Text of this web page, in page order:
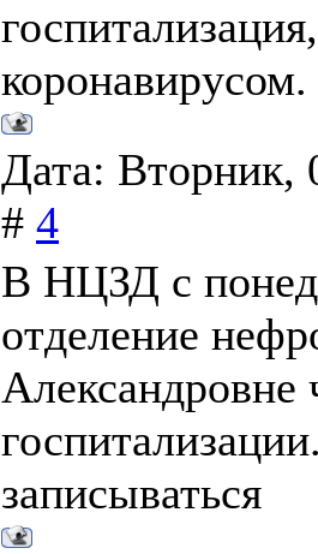
коронавирусом.
Дата: Вторник,
# 4
В НЦЗД с
отделение
Александровне
записываться